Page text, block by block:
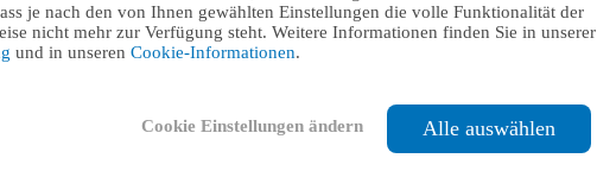
je nach den von Ihnen gewählten Einstellungen die volle Funktionalität der
nicht mehr zur Verfügung steht. Weitere Informationen finden Sie in unserer
und in unseren Cookie-Informationen.
Cookie Einstellungen ändern Alle auswählen